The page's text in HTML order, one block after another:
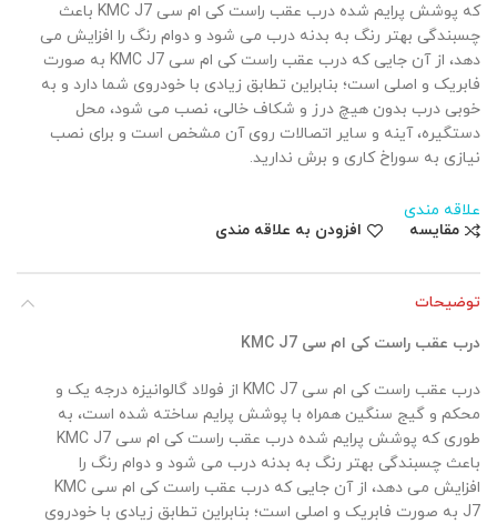
که پوشش پرایم شده درب عقب راست کی ام سی KMC J7 باعث
چسبندگی بهتر رنگ به بدنه درب می شود و دوام رنگ را افزایش می
دهد، از آن جایی که درب عقب راست کی ام سی KMC J7 به صورت
فابریک و اصلی است؛ بنابراین تطابق زیادی با خودروی شما دارد و به
خوبی درب بدون هیچ درز و شکاف خالی، نصب می شود، محل
دستگیره، آینه و سایر اتصالات روی آن مشخص است و برای نصب
نیازی به سوراخ کاری و برش ندارید.
علاقه مندی
مقایسه
افزودن به علاقه مندی
توضیحات
درب عقب راست کی ام سی KMC J7
درب عقب راست کی ام سی KMC J7 از فولاد گالوانیزه درجه یک و
محکم و گیج سنگین همراه با پوشش پرایم ساخته شده است، به
طوری که پوشش پرایم شده درب عقب راست کی ام سی KMC J7
باعث چسبندگی بهتر رنگ به بدنه درب می شود و دوام رنگ را
افزایش می دهد، از آن جایی که درب عقب راست کی ام سی KMC
J7 به صورت فابریک و اصلی است؛ بنابراین تطابق زیادی با خودروی